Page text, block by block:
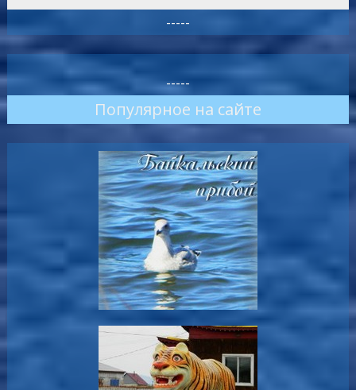
-----
-----
Популярное на сайте